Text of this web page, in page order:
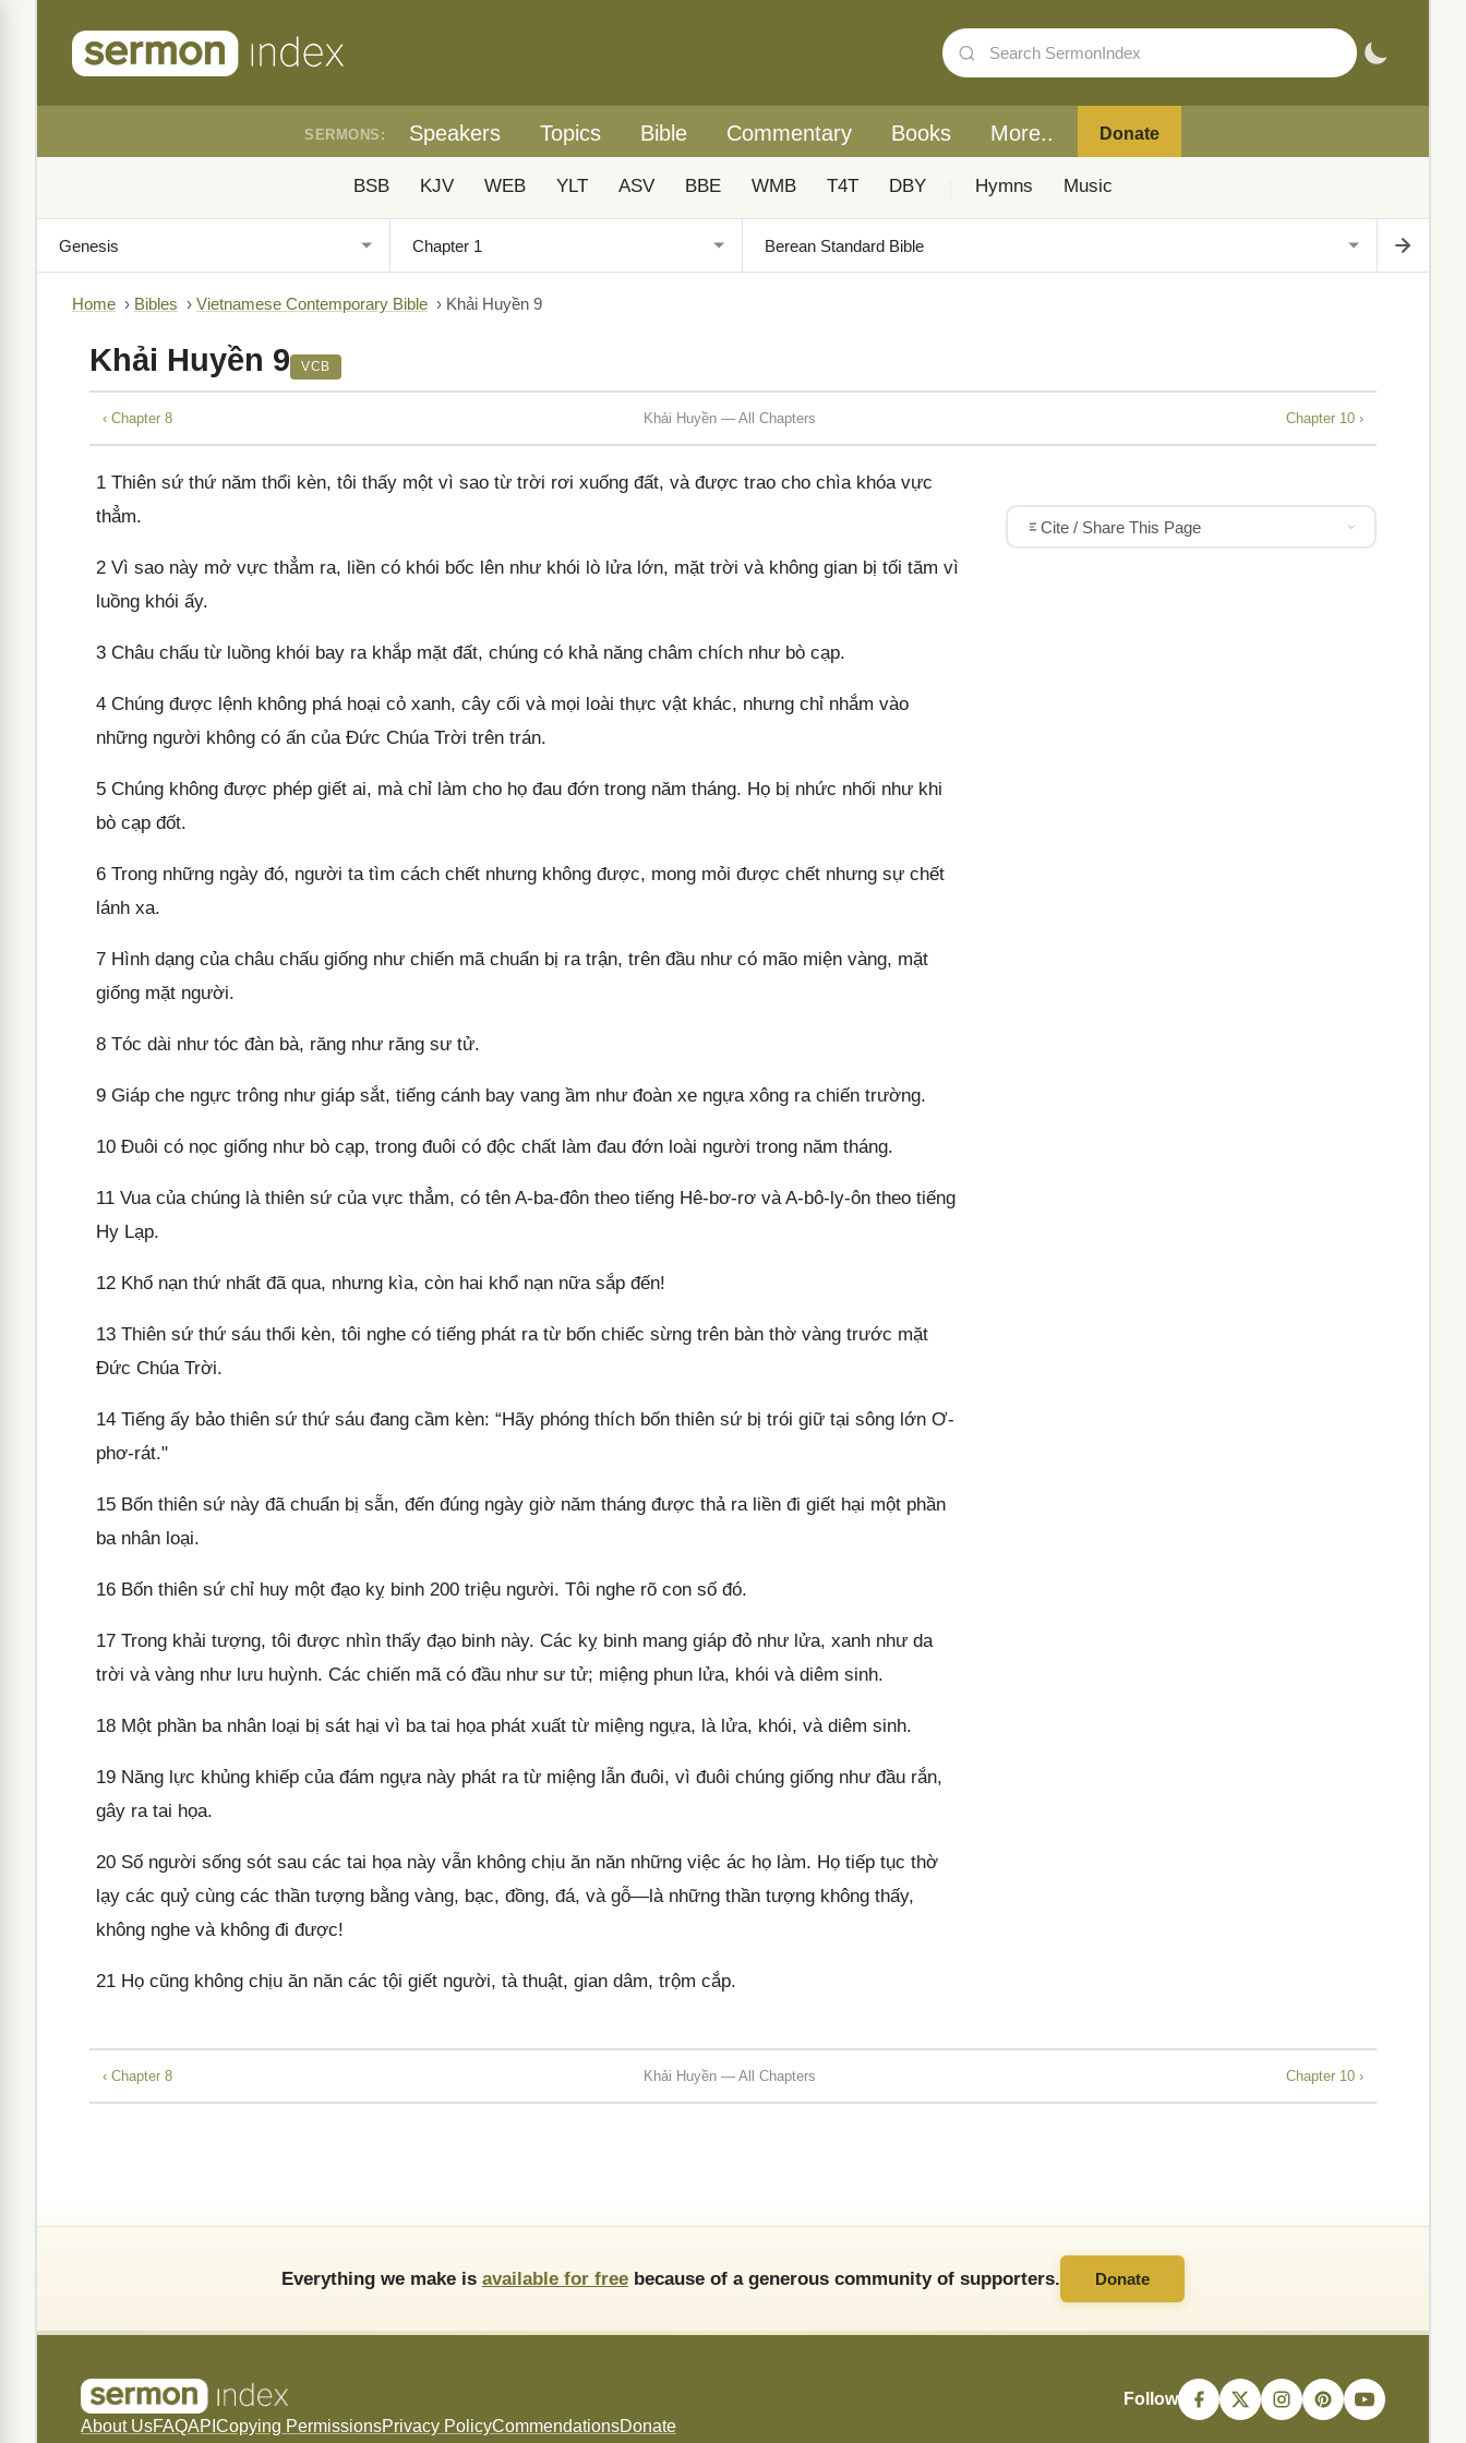
SERMONS: Speakers Topics Bible Commentary Books More.. Donate
BSB KJV WEB YLT ASV BBE WMB T4T DBY Hymns Music
Home › Bibles › Vietnamese Contemporary Bible › Khải Huyền 9
Khải Huyền 9 VCB
‹ Chapter 8 Khải Huyền — All Chapters Chapter 10 ›
1 Thiên sứ thứ năm thổi kèn, tôi thấy một vì sao từ trời rơi xuống đất, và được trao cho chìa khóa vực
thẳm.
2 Vì sao này mở vực thẳm ra, liền có khói bốc lên như khói lò lửa lớn, mặt trời và không gian bị tối tăm vì
luồng khói ấy.
3 Châu chấu từ luồng khói bay ra khắp mặt đất, chúng có khả năng châm chích như bò cạp.
4 Chúng được lệnh không phá hoại cỏ xanh, cây cối và mọi loài thực vật khác, nhưng chỉ nhắm vào
những người không có ấn của Đức Chúa Trời trên trán.
5 Chúng không được phép giết ai, mà chỉ làm cho họ đau đớn trong năm tháng. Họ bị nhức nhối như khi
bò cạp đốt.
6 Trong những ngày đó, người ta tìm cách chết nhưng không được, mong mỏi được chết nhưng sự chết
lánh xa.
7 Hình dạng của châu chấu giống như chiến mã chuẩn bị ra trận, trên đầu như có mão miện vàng, mặt
giống mặt người.
8 Tóc dài như tóc đàn bà, răng như răng sư tử.
9 Giáp che ngực trông như giáp sắt, tiếng cánh bay vang ầm như đoàn xe ngựa xông ra chiến trường.
10 Đuôi có nọc giống như bò cạp, trong đuôi có độc chất làm đau đớn loài người trong năm tháng.
11 Vua của chúng là thiên sứ của vực thẳm, có tên A-ba-đôn theo tiếng Hê-bơ-rơ và A-bô-ly-ôn theo tiếng
Hy Lạp.
12 Khổ nạn thứ nhất đã qua, nhưng kìa, còn hai khổ nạn nữa sắp đến!
13 Thiên sứ thứ sáu thổi kèn, tôi nghe có tiếng phát ra từ bốn chiếc sừng trên bàn thờ vàng trước mặt
Đức Chúa Trời.
14 Tiếng ấy bảo thiên sứ thứ sáu đang cầm kèn: “Hãy phóng thích bốn thiên sứ bị trói giữ tại sông lớn Ơ-
phơ-rát."
15 Bốn thiên sứ này đã chuẩn bị sẵn, đến đúng ngày giờ năm tháng được thả ra liền đi giết hại một phần
ba nhân loại.
16 Bốn thiên sứ chỉ huy một đạo kỵ binh 200 triệu người. Tôi nghe rõ con số đó.
17 Trong khải tượng, tôi được nhìn thấy đạo binh này. Các kỵ binh mang giáp đỏ như lửa, xanh như da
trời và vàng như lưu huỳnh. Các chiến mã có đầu như sư tử; miệng phun lửa, khói và diêm sinh.
18 Một phần ba nhân loại bị sát hại vì ba tai họa phát xuất từ miệng ngựa, là lửa, khói, và diêm sinh.
19 Năng lực khủng khiếp của đám ngựa này phát ra từ miệng lẫn đuôi, vì đuôi chúng giống như đầu rắn,
gây ra tai họa.
20 Số người sống sót sau các tai họa này vẫn không chịu ăn năn những việc ác họ làm. Họ tiếp tục thờ
lạy các quỷ cùng các thần tượng bằng vàng, bạc, đồng, đá, và gỗ—là những thần tượng không thấy,
không nghe và không đi được!
21 Họ cũng không chịu ăn năn các tội giết người, tà thuật, gian dâm, trộm cắp.
Cite / Share This Page
‹ Chapter 8 Khải Huyền — All Chapters Chapter 10 ›
Everything we make is available for free because of a generous community of supporters. Donate
About UsFAQAPI Copying PermissionsPrivacy PolicyCommendationsDonate
Follow